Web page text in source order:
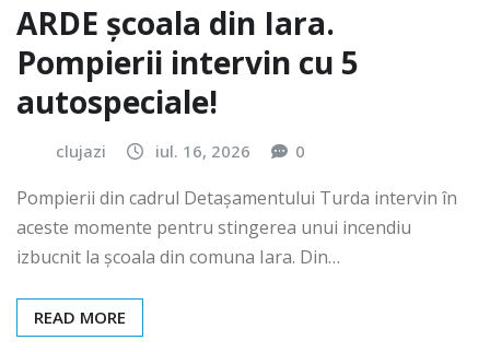
ARDE școala din Iara.
Pompierii intervin cu 5
autospeciale!
clujazi iul. 16, 2026 0
Pompierii din cadrul Detașamentului Turda intervin în
aceste momente pentru stingerea unui incendiu
izbucnit la școala din comuna Iara. Din…
READ MORE